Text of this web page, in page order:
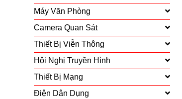
Máy Văn Phòng
Camera Quan Sát
Thiết Bị Viễn Thông
Hội Nghị Truyền Hình
Thiết Bị Mạng
Điện Dân Dụng